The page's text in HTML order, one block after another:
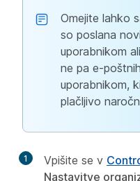
Omejite lahko
so poslana
uporabnikom
ne pa e-
uporabnikom,
plačljivo
1 Vpišite se v
Nastavitve